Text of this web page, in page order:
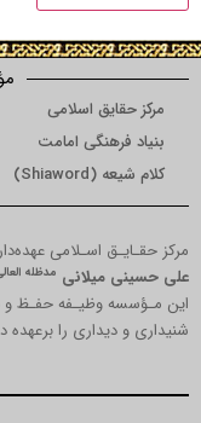
مؤسسات
اسلامی
امامت
حقوق
اسـلامی عهده‌دار
مدظله العالیمی‌باشد.
حفـظ و نشـر تمـام
را برعهده دارد.
دسترسی